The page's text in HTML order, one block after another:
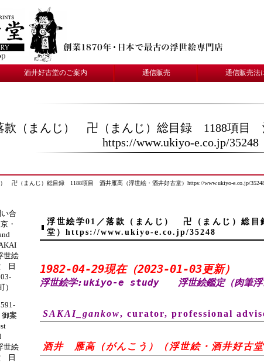
酒井好古堂のご案内 通信販売 通信販売法
款（まんじ） 卍（まんじ）総目録 1188項目
https://www.ukiyo-e.co.jp/35248
卍（まんじ）総目録 1188項目 酒井雁高（浮世絵・酒井好古堂）https://www.ukiyo-e.co.jp/
浮世絵学01／落款（まんじ） 卍（まんじ）総
堂）https://www.ukiyo-e.co.jp/35248
1982-04-29現在（2023-01-03更新）
浮世絵学:ukiyo-e study 浮世絵鑑定（肉筆浮
SAKAI_gankow, curator, professional
酒井 雁高（がんこう）（浮世絵・酒井好古堂
合
・
世絵
日
案
世絵
日